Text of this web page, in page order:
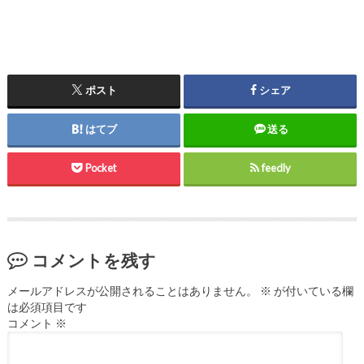
ポスト シェア
はてブ 送る
Pocket feedly
コメントを残す
メールアドレスが公開されることはありません。 ※ が付いている欄
は必須項目です
コメント ※